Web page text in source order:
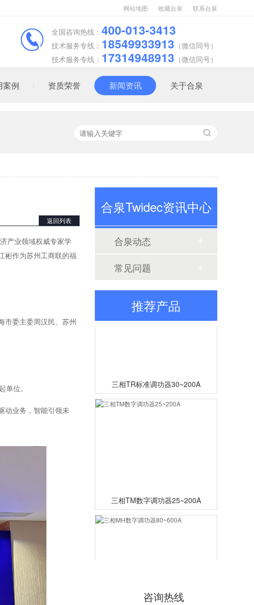
网站地图 收藏合泉 联系合泉
全国咨询热线： 400-013-3413
技术服务专线： 18549933913 （微信同号）
技术服务专线： 17314948913 （微信同号）
案例 资质荣誉 新闻资讯 关于合泉
返回列表
产业领域权威专家学
彬作为苏州工商联的福
市委主委周汉民、苏州
位。
动业务，智能引领未
合泉Twidec资讯中心
合泉动态
常见问题
推荐产品
定制大功率直流电源
三相TR标准调功器30~200A
三相TM数字调功器25~200A
咨询热线